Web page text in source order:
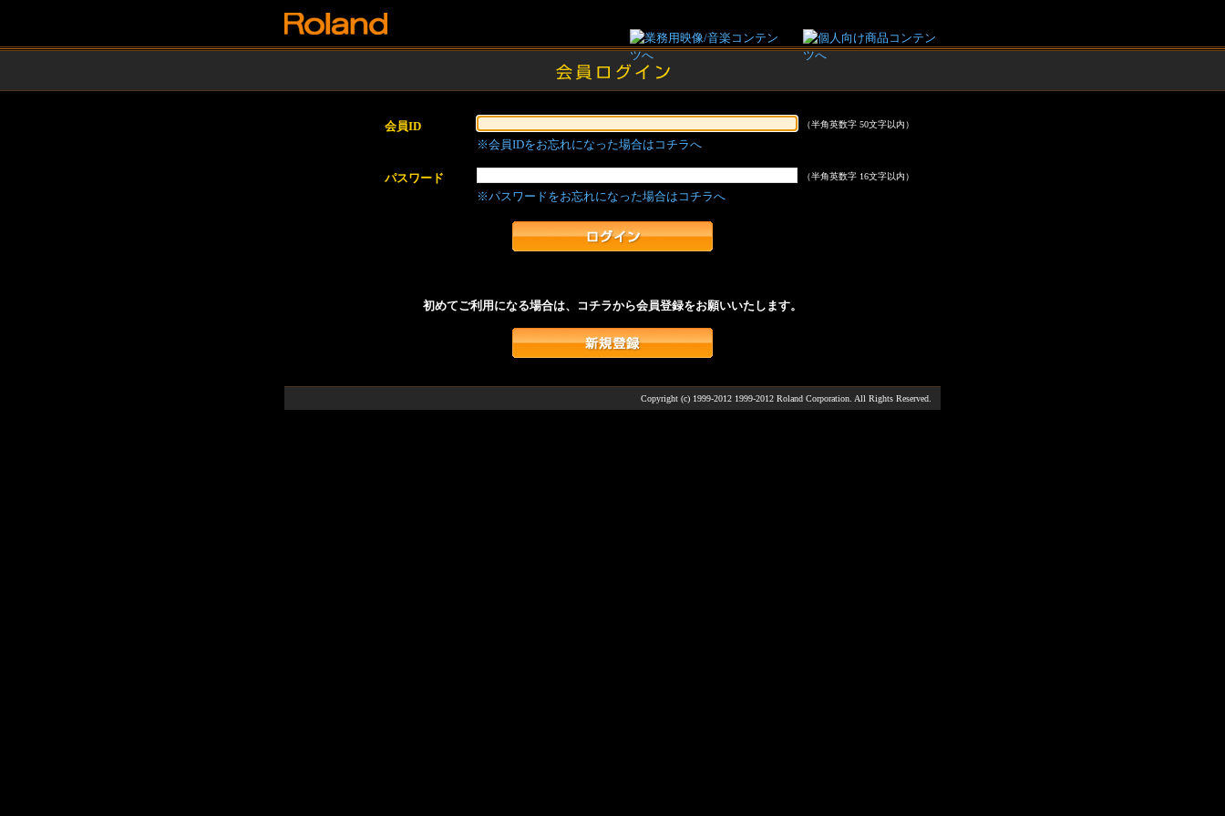
会員ID （半角英数字 50文字以内）
※会員IDをお忘れになった場合はコチラへ
パスワード （半角英数字 16文字以内）
※パスワードをお忘れになった場合はコチラへ
初めてご利用になる場合は、コチラから会員登録をお願いいたします。
Copyright (c) 1999-2012 1999-2012 Roland Corporation. All Rights Reserved.